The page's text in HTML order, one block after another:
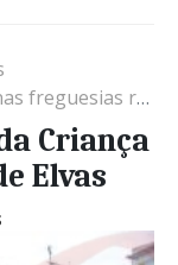
rurais de Elvas
Criança
Elvas